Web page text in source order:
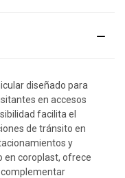
diseñado para
en accesos
facilita el
de tránsito en
y
en coroplast, ofrece
complementar